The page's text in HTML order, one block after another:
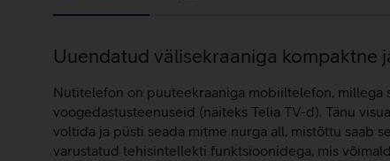
Lisainfo
Uuendatud välisekraaniga kompaktne
Nutitelefon on puuteekraaniga mobiiltelefon, millega
voogedastusteenuseid (näiteks Telia TV-d). Tänu
voltida ja püsti seada mitme nurga all, mistõttu saab
varustatud tehisintellekti funktsioonidega, mis